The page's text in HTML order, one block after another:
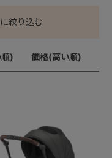
絞り込む
) 価格(高い順)